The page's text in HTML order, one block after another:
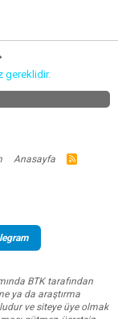
Last
gereklidir.
Anasayfa
R
BTK tarafından
ya da araştırma
ve siteye üye olmak